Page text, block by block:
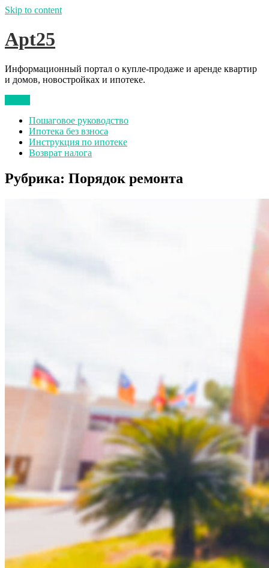
Skip to content
Apt25
Информационный портал о купле-продаже и аренде квартир
и домов, новостройках и ипотеке.
Пошаговое руководство
Ипотека без взноса
Инструкция по ипотеке
Возврат налога
Рубрика: Порядок ремонта